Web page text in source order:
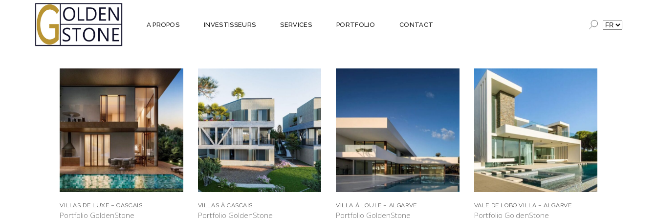
A PROPOS INVESTISSEURS SERVICES PORTFOLIO CONTACT
Choisir
VILLAS DE LUXE – CASCAIS
Portfolio GoldenStone
VILLAS À CASCAIS
Portfolio GoldenStone
VILLA À LOULE – ALGARVE
Portfolio GoldenStone
VALE DE LOBO VILLA – ALGARVE
Portfolio GoldenStone